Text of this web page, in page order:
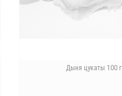
Дыня цукаты 100 г